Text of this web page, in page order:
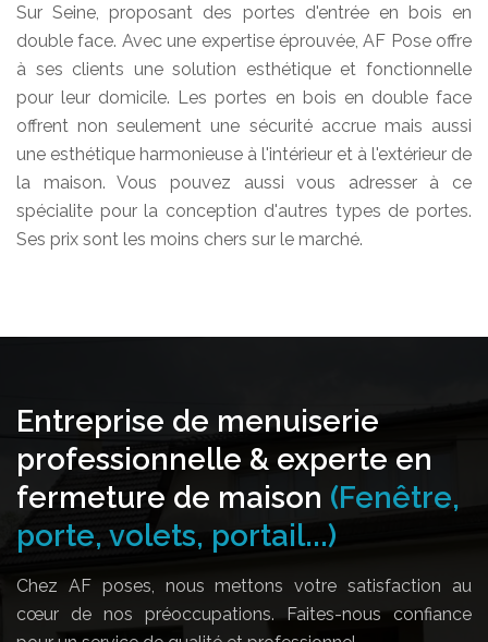
Sur Seine, proposant des portes d'entrée en bois en
double face. Avec une expertise éprouvée, AF Pose offre
à ses clients une solution esthétique et fonctionnelle
pour leur domicile. Les portes en bois en double face
offrent non seulement une sécurité accrue mais aussi
une esthétique harmonieuse à l'intérieur et à l'extérieur de
la maison. Vous pouvez aussi vous adresser à ce
spécialite pour la conception d'autres types de portes.
Ses prix sont les moins chers sur le marché.
Entreprise de menuiserie
professionnelle & experte en
fermeture de maison (Fenêtre,
porte, volets, portail...)
Chez AF poses, nous mettons votre satisfaction au
cœur de nos préoccupations. Faites-nous confiance